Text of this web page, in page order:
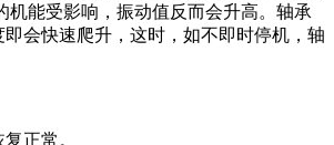
能受影响，振动值反而会升高。轴承
会快速爬升，这时，如不即时停机，轴
正常。